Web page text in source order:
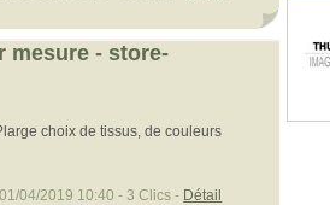
mesure - store-
choix de tissus, de couleurs
04/2019 10:40 - 3 Clics - Détail